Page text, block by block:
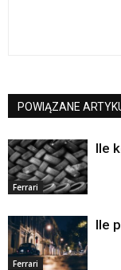
POWIĄZANE
Ferrari
Ile
Ferrari
Ile